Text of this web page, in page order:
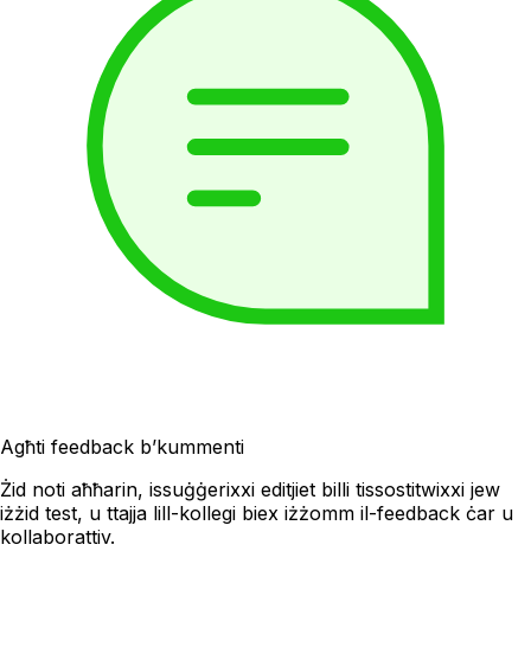
Agħti feedback b’kummenti
Żid noti aħħarin, issuġġerixxi editjiet billi tissostitwixxi jew
iżżid test, u ttajja lill-kollegi biex iżżomm il-feedback ċar u
kollaborattiv.